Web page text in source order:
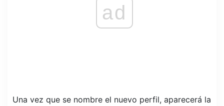
ad
Una vez que se nombre el nuevo perfil, aparecerá la